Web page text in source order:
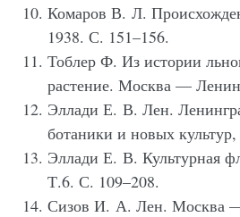
Комаров В. Л.
1938. С. 151–156.
Тоблер Ф. Из истории
растение. Москва —
Эллади Е. В. Лен.
ботаники и новых
Эллади Е. В. Культурная
Т.6. С. 109–208.
Сизов И. А. Лен. Москва —